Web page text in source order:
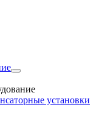
установки